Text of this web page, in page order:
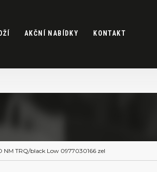
AKČNÍ NABÍDKY KONTAKT
NM TRQ/black Low 0977030166 zel